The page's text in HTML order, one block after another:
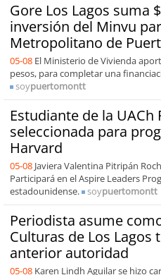
Gore Los Lagos suma
inversión del Minvu
Metropolitano de
05-08 El Ministerio de Vivienda
pesos, para completar una
soypuertomontt
Estudiante de la
seleccionada para
Harvard
05-08 Javiera Valentina Pitripán
Participará en el Aspire Leaders
estadounidense.
soypuertomontt
Periodista asume
Culturas de Los Lagos
anterior autoridad
05-08 Karen Lindh Aguilar se hizo